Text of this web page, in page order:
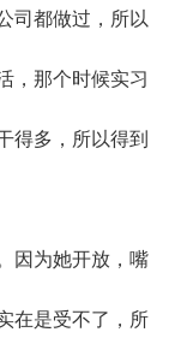
司都做过，所以
，那个时候实习
得多，所以得到
为她开放，嘴
在是受不了，所